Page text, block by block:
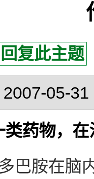
回复此主题
05-31
类药物，
巴胺在脑